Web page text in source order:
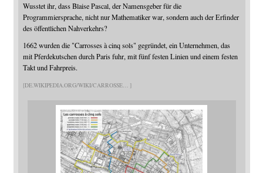
Wusstet ihr, dass Blaise Pascal, der Namensgeber für die
Programmiersprache, nicht nur Mathematiker war, sondern auch der Erfinder
des öffentlichen Nahverkehrs?
1662 wurden die "Carrosses à cinq sols" gegründet, ein Unternehmen, das
mit Pferdekutschen durch Paris fuhr, mit fünf festen Linien und einem festen
Takt und Fahrpreis.
DE.WIKIPEDIA.ORG/WIKI/CARROSSE